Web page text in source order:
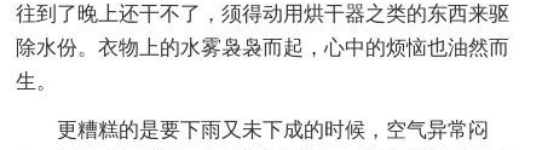
往到了晚上还干不了，须得动用烘干器之类的东西来驱
除水份。衣物上的水雾袅袅而起，心中的烦恼也油然而
生。
更糟糕的是要下雨又未下成的时候，空气异常闷